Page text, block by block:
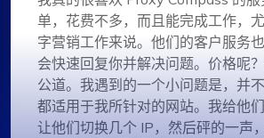
单，花费不多，而且能完成工作，
字营销工作来说。他们的客户服务
会快速回复你并解决问题。价格呢
公道。我遇到的一个小问题是，并
都适用于我所针对的网站。我给他们
让他们切换几个 IP，然后砰的一声